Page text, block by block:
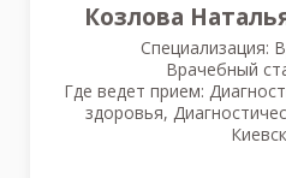
Козлова
Специализация:
Врачебный
Где ведет прием:
здоровья,